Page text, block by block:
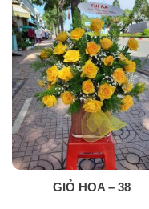
GIỎ HOA – 38